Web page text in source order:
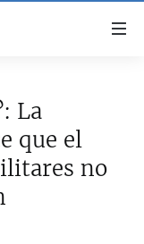
La
que el
no